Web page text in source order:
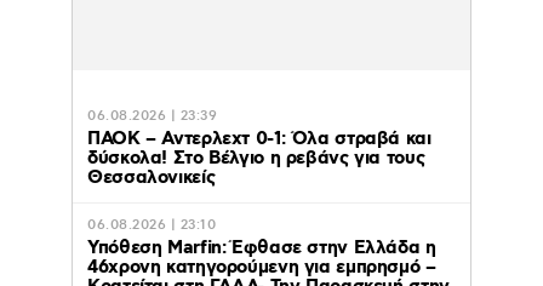
06.08.2026 | 23:39
ΠΑΟΚ – Αντερλεχτ 0-1: Όλα στραβά και
δύσκολα! Στο Βέλγιο η ρεβάνς για τους
Θεσσαλονικείς
06.08.2026 | 23:10
Υπόθεση Marfin: Έφθασε στην Ελλάδα η
46χρονη κατηγορούμενη για εμπρησμό –